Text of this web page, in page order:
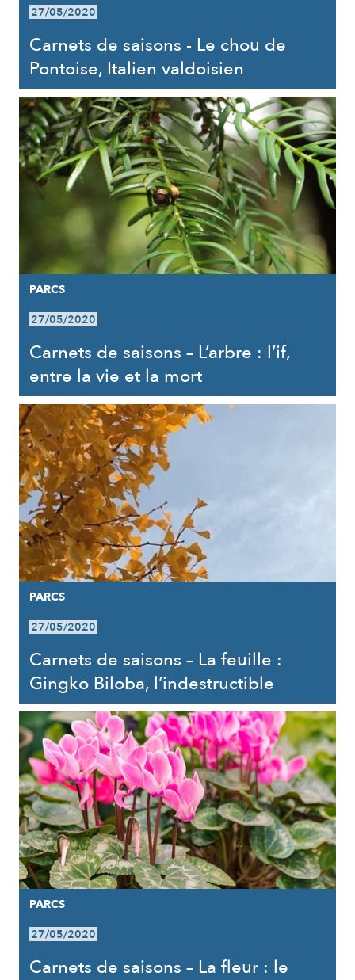
27/05/2020
Carnets de saisons - Le chou de
Pontoise, Italien valdoisien
PARCS
27/05/2020
Carnets de saisons – L’arbre : l’if,
entre la vie et la mort
PARCS
27/05/2020
Carnets de saisons – La feuille :
Gingko Biloba, l’indestructible
PARCS
27/05/2020
Carnets de saisons – La fleur : le